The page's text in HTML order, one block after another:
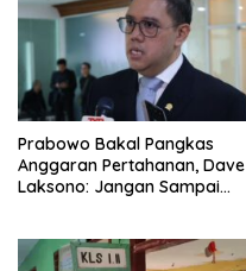
Prabowo Bakal Pangkas
Anggaran Pertahanan, Dave
Laksono: Jangan Sampai